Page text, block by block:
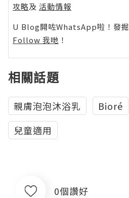
攻略及 活動情報
U Blog開咗WhatsApp啦！發掘
Follow 我哋 ！
相關話題
親膚泡泡沐浴乳 Bioré
兒童適用
0個讚好